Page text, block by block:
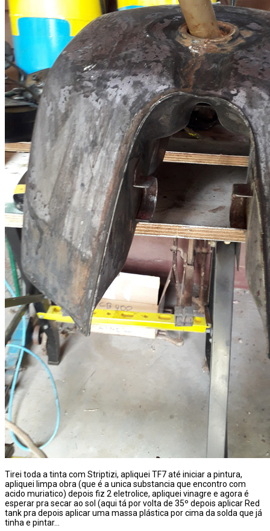
Tirei toda a tinta com Striptizi, apliquei TF7 até iniciar a pintura,
apliquei limpa obra (que é a unica substancia que encontro com
acido muriatico) depois fiz 2 eletrolice, apliquei vinagre e agora é
esperar pra secar ao sol (aqui tá por volta de 35º depois aplicar Red
tank pra depois aplicar uma massa plástica por cima da solda que já
tinha e pintar...